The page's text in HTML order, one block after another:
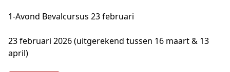
1-Avond Bevalcursus 23 februari
23 februari 2026 (uitgerekend tussen 16 maart & 13
april)